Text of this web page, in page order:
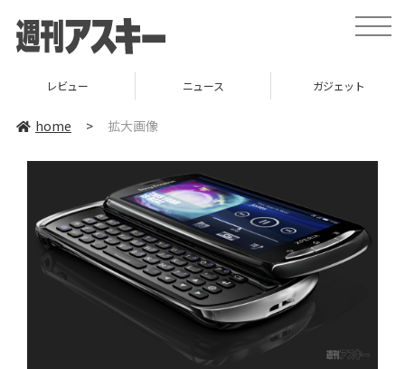
toggle
レビュー ニュース ガジェット
home > 拡大画像